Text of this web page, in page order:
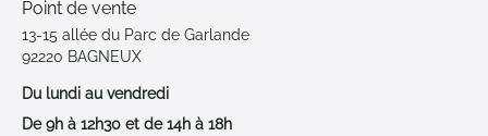
Point de vente
13-15 allée du Parc de Garlande
92220 BAGNEUX
Du lundi au vendredi
De 9h à 12h30 et de 14h à 18h